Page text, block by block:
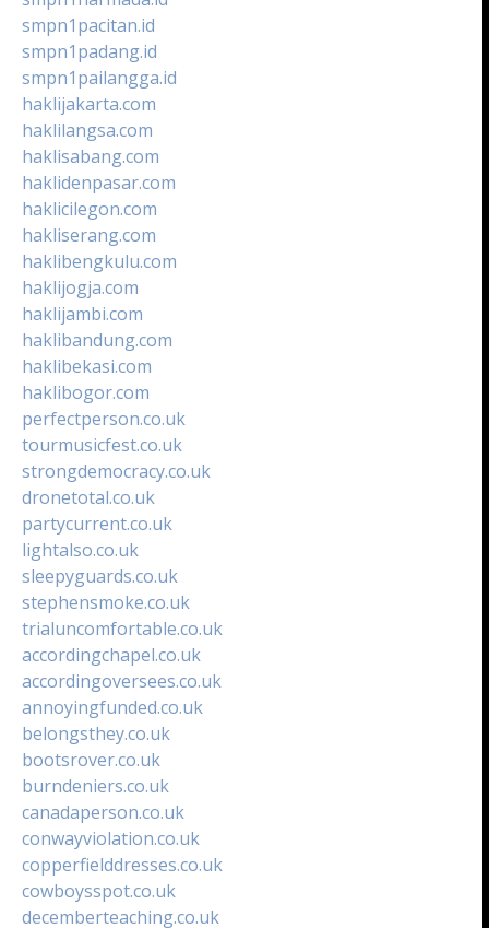
smpn1pacitan.id
smpn1padang.id
smpn1pailangga.id
haklijakarta.com
haklilangsa.com
haklisabang.com
haklidenpasar.com
haklicilegon.com
hakliserang.com
haklibengkulu.com
haklijogja.com
haklijambi.com
haklibandung.com
haklibekasi.com
haklibogor.com
perfectperson.co.uk
tourmusicfest.co.uk
strongdemocracy.co.uk
dronetotal.co.uk
partycurrent.co.uk
lightalso.co.uk
sleepyguards.co.uk
stephensmoke.co.uk
trialuncomfortable.co.uk
accordingchapel.co.uk
accordingoversees.co.uk
annoyingfunded.co.uk
belongsthey.co.uk
bootsrover.co.uk
burndeniers.co.uk
canadaperson.co.uk
conwayviolation.co.uk
copperfielddresses.co.uk
cowboysspot.co.uk
decemberteaching.co.uk